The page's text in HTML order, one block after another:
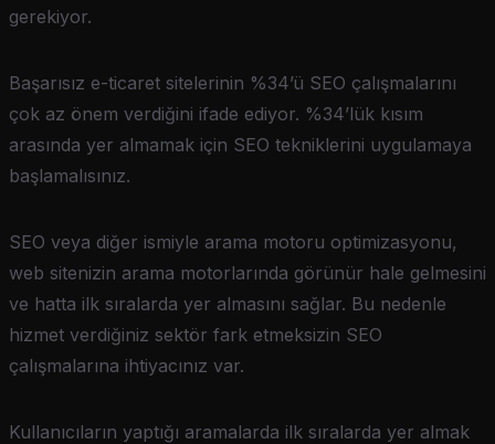
gerekiyor.
Başarısız e-ticaret sitelerinin %34’ü SEO çalışmalarını
çok az önem verdiğini ifade ediyor. %34’lük kısım
arasında yer almamak için SEO tekniklerini uygulamaya
başlamalısınız.
SEO veya diğer ismiyle arama motoru optimizasyonu,
web sitenizin arama motorlarında görünür hale gelmesini
ve hatta ilk sıralarda yer almasını sağlar. Bu nedenle
hizmet verdiğiniz sektör fark etmeksizin SEO
çalışmalarına ihtiyacınız var.
Kullanıcıların yaptığı aramalarda ilk sıralarda yer almak